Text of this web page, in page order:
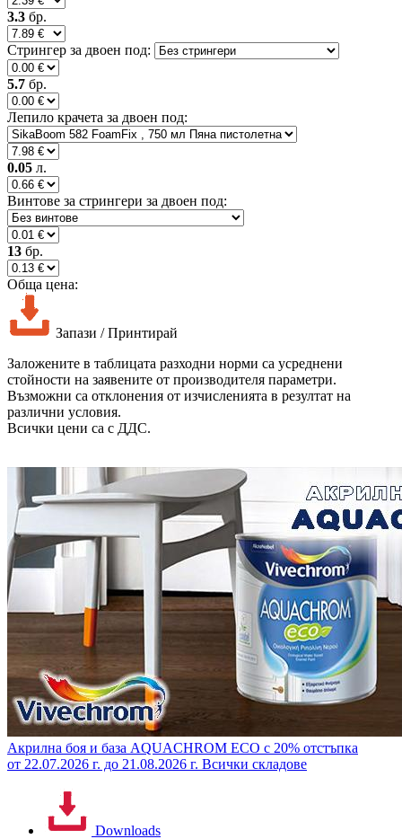
3.3 бр.
Стрингер за двоен под:
5.7 бр.
Лепило крачета за двоен под:
0.05 л.
Винтове за стрингери за двоен под:
13 бр.
Обща цена:
Запази / Принтирай
Заложените в таблицата разходни норми са усреднени
стойности на заявените от производителя параметри.
Възможни са отклонения от изчисленията в резултат на
различни условия.
Всички цени са с ДДС.
Акрилна боя и база AQUACHROM ECO с 20% отстъпка
от 22.07.2026 г. до 21.08.2026 г. Всички складове
Downloads